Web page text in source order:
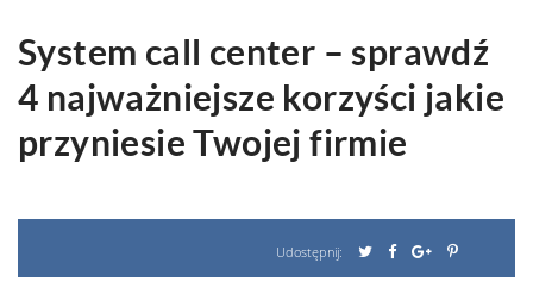
System call center – sprawdź
4 najważniejsze korzyści jakie
przyniesie Twojej firmie
Udostępnij: